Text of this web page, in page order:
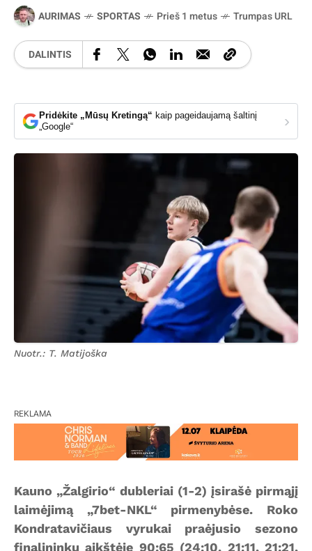
AURIMAS SPORTAS Prieš 1 metus Trumpas URL
DALINTIS
Pridėkite „Mūsų Kretingą“ kaip pageidaujamą šaltinį
„Google“
›
Nuotr.: T. Matijoška
REKLAMA
Kauno „Žalgirio“ dubleriai (1-2) įsirašė pirmąjį
laimėjimą „7bet-NKL“ pirmenybėse. Roko
Kondratavičiaus vyrukai praėjusio sezono
finalininkų aikštėje 90:65 (24:10, 21:11, 21:21,